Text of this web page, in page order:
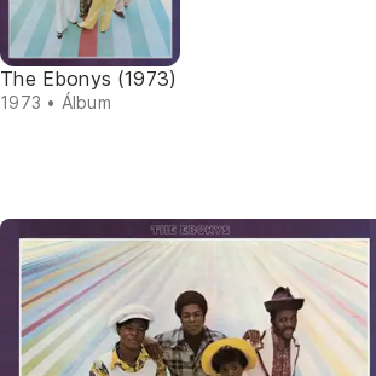
The Ebonys (1973)
1973 • Álbum